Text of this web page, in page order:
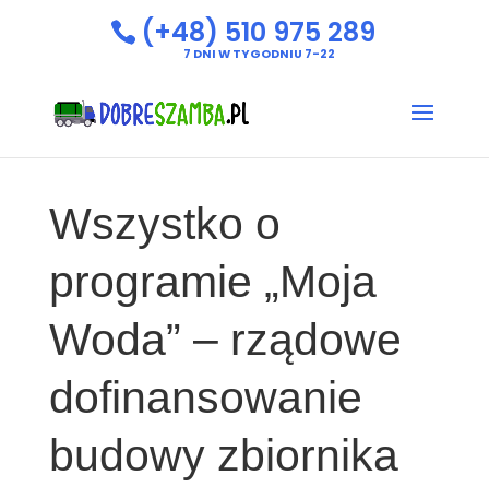
(+48) 510 975 289
7 DNI W TYGODNIU 7-22
Wszystko o
programie „Moja
Woda” – rządowe
dofinansowanie
budowy zbiornika